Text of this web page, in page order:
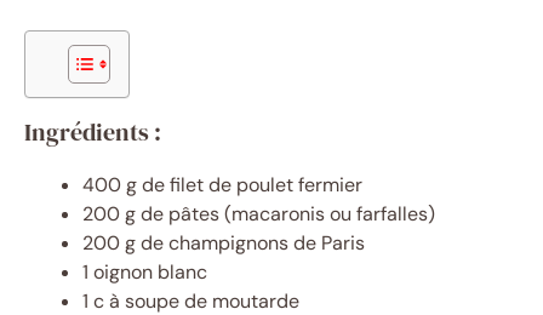
Ingrédients :
400 g de filet de poulet fermier
200 g de pâtes (macaronis ou farfalles)
200 g de champignons de Paris
1 oignon blanc
1 c à soupe de moutarde